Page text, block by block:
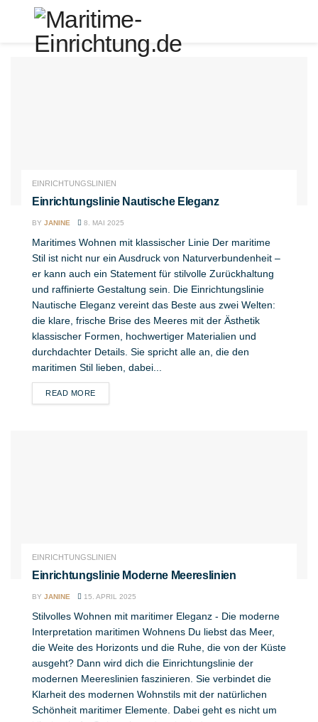
EINRICHTUNGSLINIEN
Einrichtungslinie Nautische Eleganz
BY JANINE 8. MAI 2025
Maritimes Wohnen mit klassischer Linie Der maritime
Stil ist nicht nur ein Ausdruck von Naturverbundenheit –
er kann auch ein Statement für stilvolle Zurückhaltung
und raffinierte Gestaltung sein. Die Einrichtungslinie
Nautische Eleganz vereint das Beste aus zwei Welten:
die klare, frische Brise des Meeres mit der Ästhetik
klassischer Formen, hochwertiger Materialien und
durchdachter Details. Sie spricht alle an, die den
maritimen Stil lieben, dabei...
READ MOREDETAILS
EINRICHTUNGSLINIEN
Einrichtungslinie Moderne Meereslinien
BY JANINE 15. APRIL 2025
Stilvolles Wohnen mit maritimer Eleganz - Die moderne
Interpretation maritimen Wohnens Du liebst das Meer,
die Weite des Horizonts und die Ruhe, die von der Küste
ausgeht? Dann wird dich die Einrichtungslinie der
modernen Meereslinien faszinieren. Sie verbindet die
Klarheit des modernen Wohnstils mit der natürlichen
Schönheit maritimer Elemente. Dabei geht es nicht um